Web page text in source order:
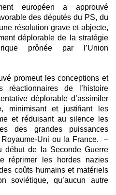
européen a approuvé
des députés du PS, du
résolution grave et abjecte,
déplorable de la stratégie
prônée par l’Union
promeut les conceptions et
réactionnaires de l’histoire
déplorable d’assimiler
minimisant et justifiant les
et réduisant au silence les
des grandes puissances
Uni ou la France. –
de la Seconde Guerre
réprimer les hordes nazies
coûts humains et matériels
soviétique, qu’aucun autre